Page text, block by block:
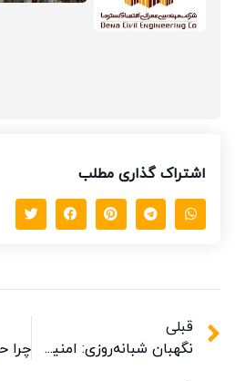
اشتراک گذاری مطلب
قبلی
نگهبان شبانه‌روزی: امنیت ۲۴ ساعته برای اماکنتان